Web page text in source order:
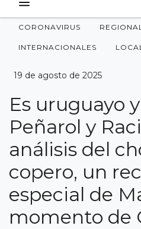
CORONAVIRUS
INTERNACIONALES
19 de agosto de 2025
Es uruguayo
Peñarol y
análisis del
copero, un
especial de
momento de